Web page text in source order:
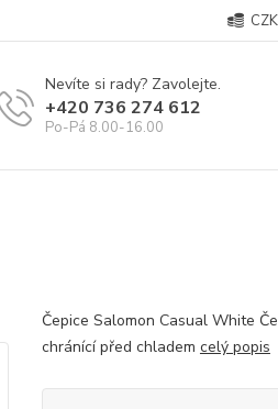
Nevíte si rady? Zavolejte.
+420 736 274 612
Po-Pá 8.00-16.00
Čepice Salomon Casual White
chránící před chladem celý popis